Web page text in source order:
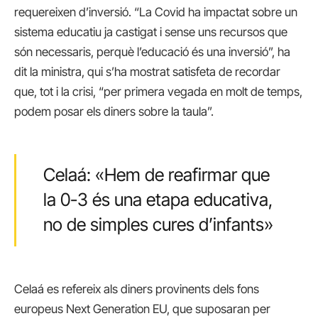
requereixen d’inversió. “La Covid ha impactat sobre un
sistema educatiu ja castigat i sense uns recursos que
són necessaris, perquè l’educació és una inversió”, ha
dit la ministra, qui s’ha mostrat satisfeta de recordar
que, tot i la crisi, “per primera vegada en molt de temps,
podem posar els diners sobre la taula”.
Celaá: «Hem de reafirmar que
la 0-3 és una etapa educativa,
no de simples cures d’infants»
Celaá es refereix als diners provinents dels fons
europeus Next Generation EU, que suposaran per